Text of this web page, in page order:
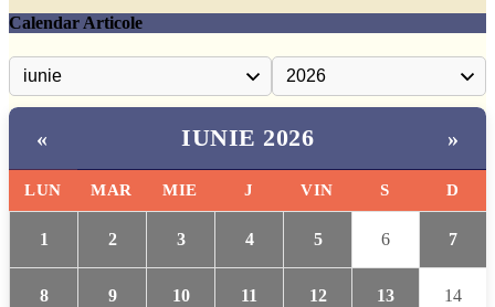
Calendar Articole
« IUNIE 2026 »
LUN MAR MIE J VIN S D
1 2 3 4 5 6 7
8 9 10 11 12 13 14